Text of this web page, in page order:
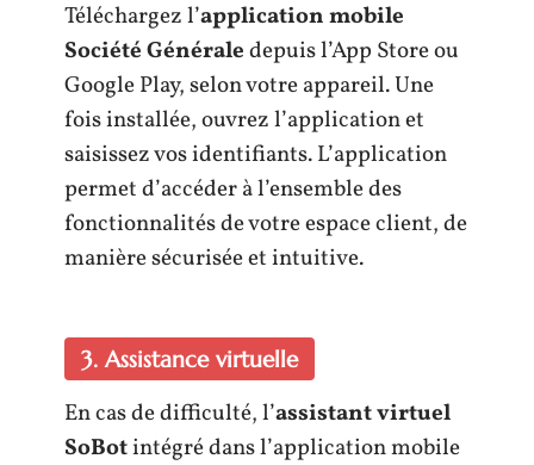
Téléchargez l’application mobile
Société Généraledepuis l’App Store ou
Google Play, selon votre appareil. Une
fois installée, ouvrez l’application et
saisissez vos identifiants. L’application
permet d’accéder à l’ensemble des
fonctionnalités de votre espace client, de
manière sécurisée et intuitive.
3. Assistance virtuelle
En cas de difficulté, l’assistant virtuel
SoBotintégré dans l’application mobile